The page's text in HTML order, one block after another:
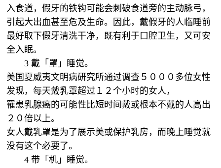
入食道，假牙的铁钩可能会刺破食道旁的主动脉弓，
引起大出血甚至危及生命。因此，戴假牙的人临睡前
最好取下假牙清洗干净，既有利于口腔卫生，又可安
全入眠。
3 戴「罩」睡觉。
美国夏威夷文明病研究所通过调查５０００多位女性
发现，每天戴乳罩超过１２个小时的女人，
罹患乳腺癌的可能性比短时间戴或根本不戴的人高出
２０倍以上。
女人戴乳罩是为了展示美或保护乳房，而晚上睡觉就
没有这个必要了。
4 带「机」睡觉。